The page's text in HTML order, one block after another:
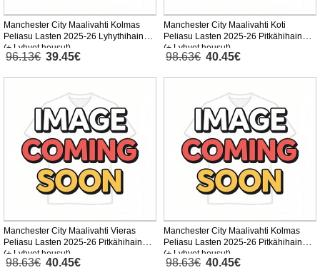
Manchester City Maalivahti Kolmas
Peliasu Lasten 2025-26 Lyhythihainen
(+ Lyhyet housut)
96.13€ 39.45€
Manchester City Maalivahti Koti
Peliasu Lasten 2025-26 Pitkähihainen
(+ Lyhyet housut)
98.63€ 40.45€
Manchester City Maalivahti Vieras
Peliasu Lasten 2025-26 Pitkähihainen
(+ Lyhyet housut)
98.63€ 40.45€
Manchester City Maalivahti Kolmas
Peliasu Lasten 2025-26 Pitkähihainen
(+ Lyhyet housut)
98.63€ 40.45€